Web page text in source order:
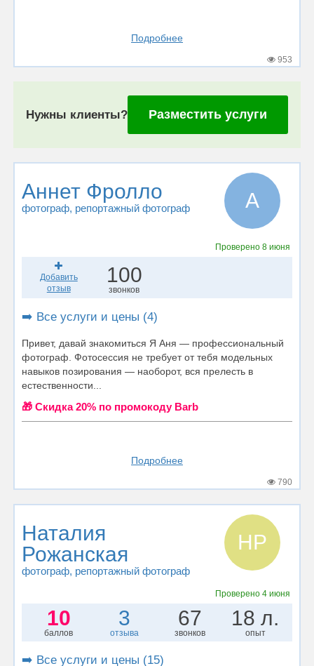
Подробнее
953
Нужны клиенты? Разместить услуги
Аннет Фролло
фотограф, репортажный фотограф А
Проверено 8 июня
Добавить
отзыв
100
звонков
➡️ Все услуги и цены (4)
Привет, давай знакомиться Я Аня — профессиональный
фотограф. Фотосессия не требует от тебя модельных
навыков позирования — наоборот, вся прелесть в
естественности...
🎁 Cкидка 20% по промокоду Barb
Подробнее
790
Наталия
Рожанская
фотограф, репортажный фотограф
НР
Проверено 4 июня
10
баллов
3
отзыва
67
звонков
18 л.
опыт
➡️ Все услуги и цены (15)